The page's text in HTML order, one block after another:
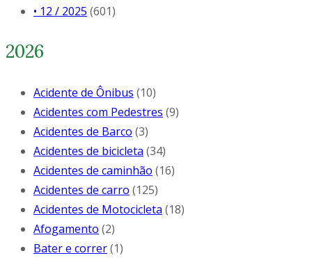
• 12 / 2025 (601)
2026
Acidente de Ônibus (10)
Acidentes com Pedestres (9)
Acidentes de Barco (3)
Acidentes de bicicleta (34)
Acidentes de caminhão (16)
Acidentes de carro (125)
Acidentes de Motocicleta (18)
Afogamento (2)
Bater e correr(1)